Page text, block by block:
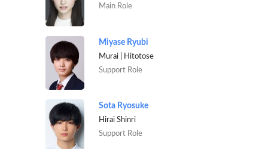
Main Role
Miyase Ryubi
Murai | Hitotose
Support Role
Sota Ryosuke
Hirai Shinri
Support Role